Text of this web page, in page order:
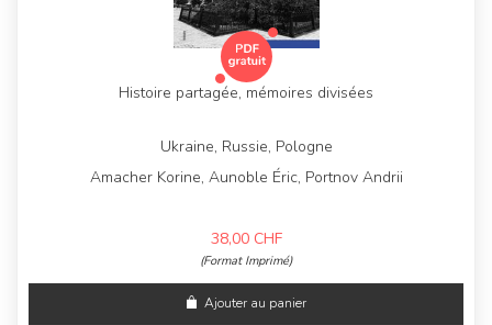
Histoire partagée, mémoires divisées
Ukraine, Russie, Pologne
Amacher Korine, Aunoble Éric, Portnov Andrii
38,00 CHF
(Format Imprimé)
Ajouter au panier